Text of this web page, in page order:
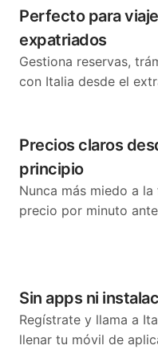
Perfecto para
expatriados
Gestiona reservas,
con Italia desde el
Precios claros
principio
Nunca más miedo a
precio por minuto
Sin apps ni
Regístrate y llama a
llenar tu móvil de